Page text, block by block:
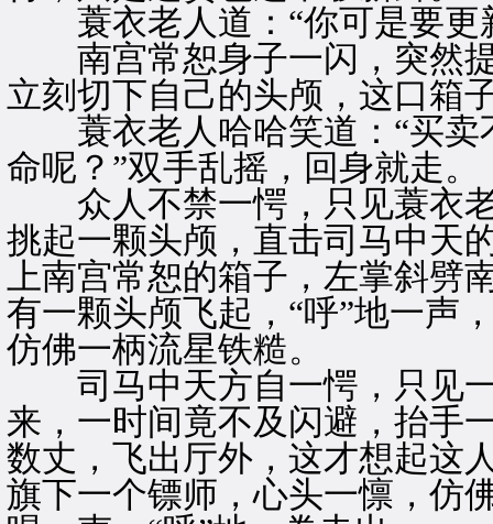
蓑衣老人道：“你可是要更
南宫常恕身子一闪，突然提
立刻切下自己的头颅，这口箱
蓑衣老人哈哈笑道：“买卖
命呢？”双手乱摇，回身就走。
众人不禁一愕，只见蓑衣老
挑起一颗头颅，直击司马中天
上南宫常恕的箱子，左掌斜劈
有一颗头颅飞起，“呼”地一声
仿佛一柄流星铁糙。
司马中天方自一愕，只见一
来，一时间竟不及闪避，抬手
数丈，飞出厅外，这才想起这
旗下一个镖师，心头一懔，仿